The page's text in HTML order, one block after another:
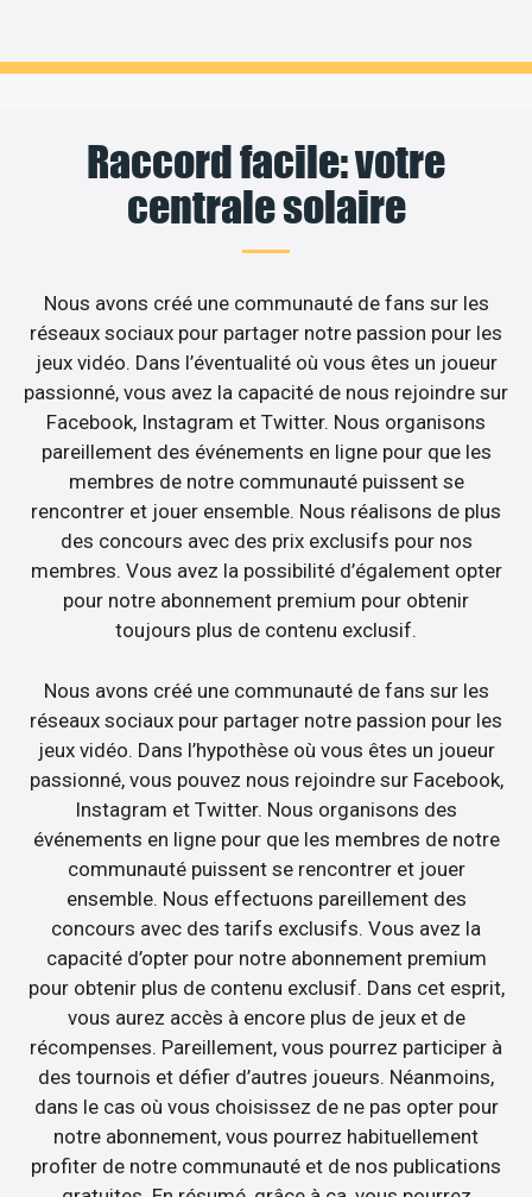
Raccord facile: votre
centrale solaire
Nous avons créé une communauté de fans sur les
réseaux sociaux pour partager notre passion pour les
jeux vidéo. Dans l’éventualité où vous êtes un joueur
passionné, vous avez la capacité de nous rejoindre sur
Facebook, Instagram et Twitter. Nous organisons
pareillement des événements en ligne pour que les
membres de notre communauté puissent se
rencontrer et jouer ensemble. Nous réalisons de plus
des concours avec des prix exclusifs pour nos
membres. Vous avez la possibilité d’également opter
pour notre abonnement premium pour obtenir
toujours plus de contenu exclusif.
Nous avons créé une communauté de fans sur les
réseaux sociaux pour partager notre passion pour les
jeux vidéo. Dans l’hypothèse où vous êtes un joueur
passionné, vous pouvez nous rejoindre sur Facebook,
Instagram et Twitter. Nous organisons des
événements en ligne pour que les membres de notre
communauté puissent se rencontrer et jouer
ensemble. Nous effectuons pareillement des
concours avec des tarifs exclusifs. Vous avez la
capacité d’opter pour notre abonnement premium
pour obtenir plus de contenu exclusif. Dans cet esprit,
vous aurez accès à encore plus de jeux et de
récompenses. Pareillement, vous pourrez participer à
des tournois et défier d’autres joueurs. Néanmoins,
dans le cas où vous choisissez de ne pas opter pour
notre abonnement, vous pourrez habituellement
profiter de notre communauté et de nos publications